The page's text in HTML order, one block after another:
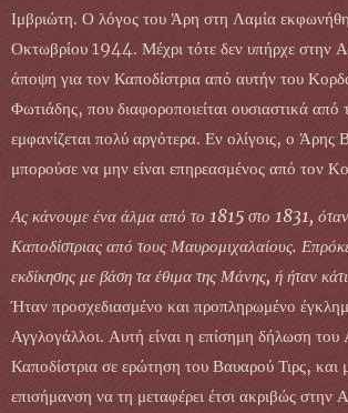
Ιμβριώτη. Ο λόγος του Άρη στη Λαμία
Οκτωβρίου 1944. Μέχρι τότε δεν υπήρχε στην
άποψη για τον Καποδίστρια από αυτήν του
Φωτιάδης, που διαφοροποιείται ουσιαστικά
εμφανίζεται πολύ αργότερα. Εν ολίγοις, ο Άρης
μπορούσε να μην είναι επηρεασμένος από τον
Ας κάνουμε ένα άλμα από το 1815 στο 1831,
Καποδίστριας από τους Μαυρομιχαλαίους.
εκδίκησης με βάση τα έθιμα της Μάνης, ή ήταν
Ήταν προσχεδιασμένο και προπληρωμένο
Αγγλογάλλοι. Αυτή είναι η επίσημη δήλωση του
Καποδίστρια σε ερώτηση του Βαυαρού Τιρς, και
επισήμανση να τη μεταφέρει έτσι ακριβώς στην